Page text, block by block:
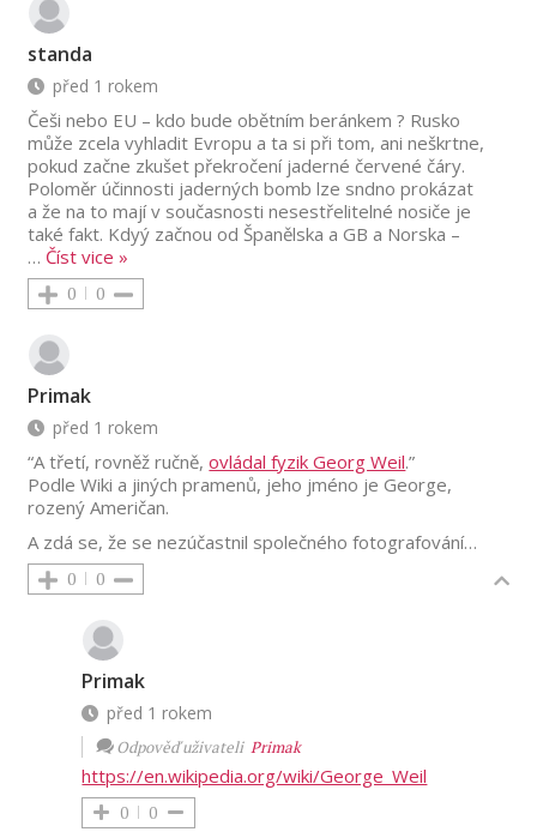
standa
před 1 rokem
Češi nebo EU – kdo bude obětním beránkem ? Rusko
může zcela vyhladit Evropu a ta si při tom, ani neškrtne,
pokud začne zkušet překročení jaderné červené čáry.
Poloměr účinnosti jaderných bomb lze sndno prokázat
a že na to mají v současnosti nesestřelitelné nosiče je
také fakt. Kdyý začnou od Španělska a GB a Norska –
… Číst vice »
0 0
Primak
před 1 rokem
“A třetí, rovněž ručně,ovládal fyzik Georg Weil.”
Podle Wiki a jiných pramenů, jeho jméno je George,
rozený Američan.
A zdá se, že se nezúčastnil společného fotografování…
0 0
Primak
před 1 rokem
Odpověď uživateliPrimak
https://en.wikipedia.org/wiki/George_Weil
0 0